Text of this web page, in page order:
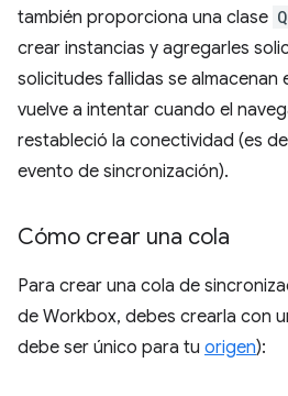
también proporciona una clase
crear instancias y agregarles
solicitudes fallidas se almacenan
vuelve a intentar cuando el
restableció la conectividad (es
evento de sincronización).
Cómo crear una cola
Para crear una cola de
de Workbox, debes crearla con
debe ser único para tu origen):